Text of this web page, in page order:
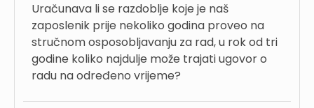
Uračunava li se razdoblje koje je naš
zaposlenik prije nekoliko godina proveo na
stručnom osposobljavanju za rad, u rok od tri
godine koliko najdulje može trajati ugovor o
radu na određeno vrijeme?